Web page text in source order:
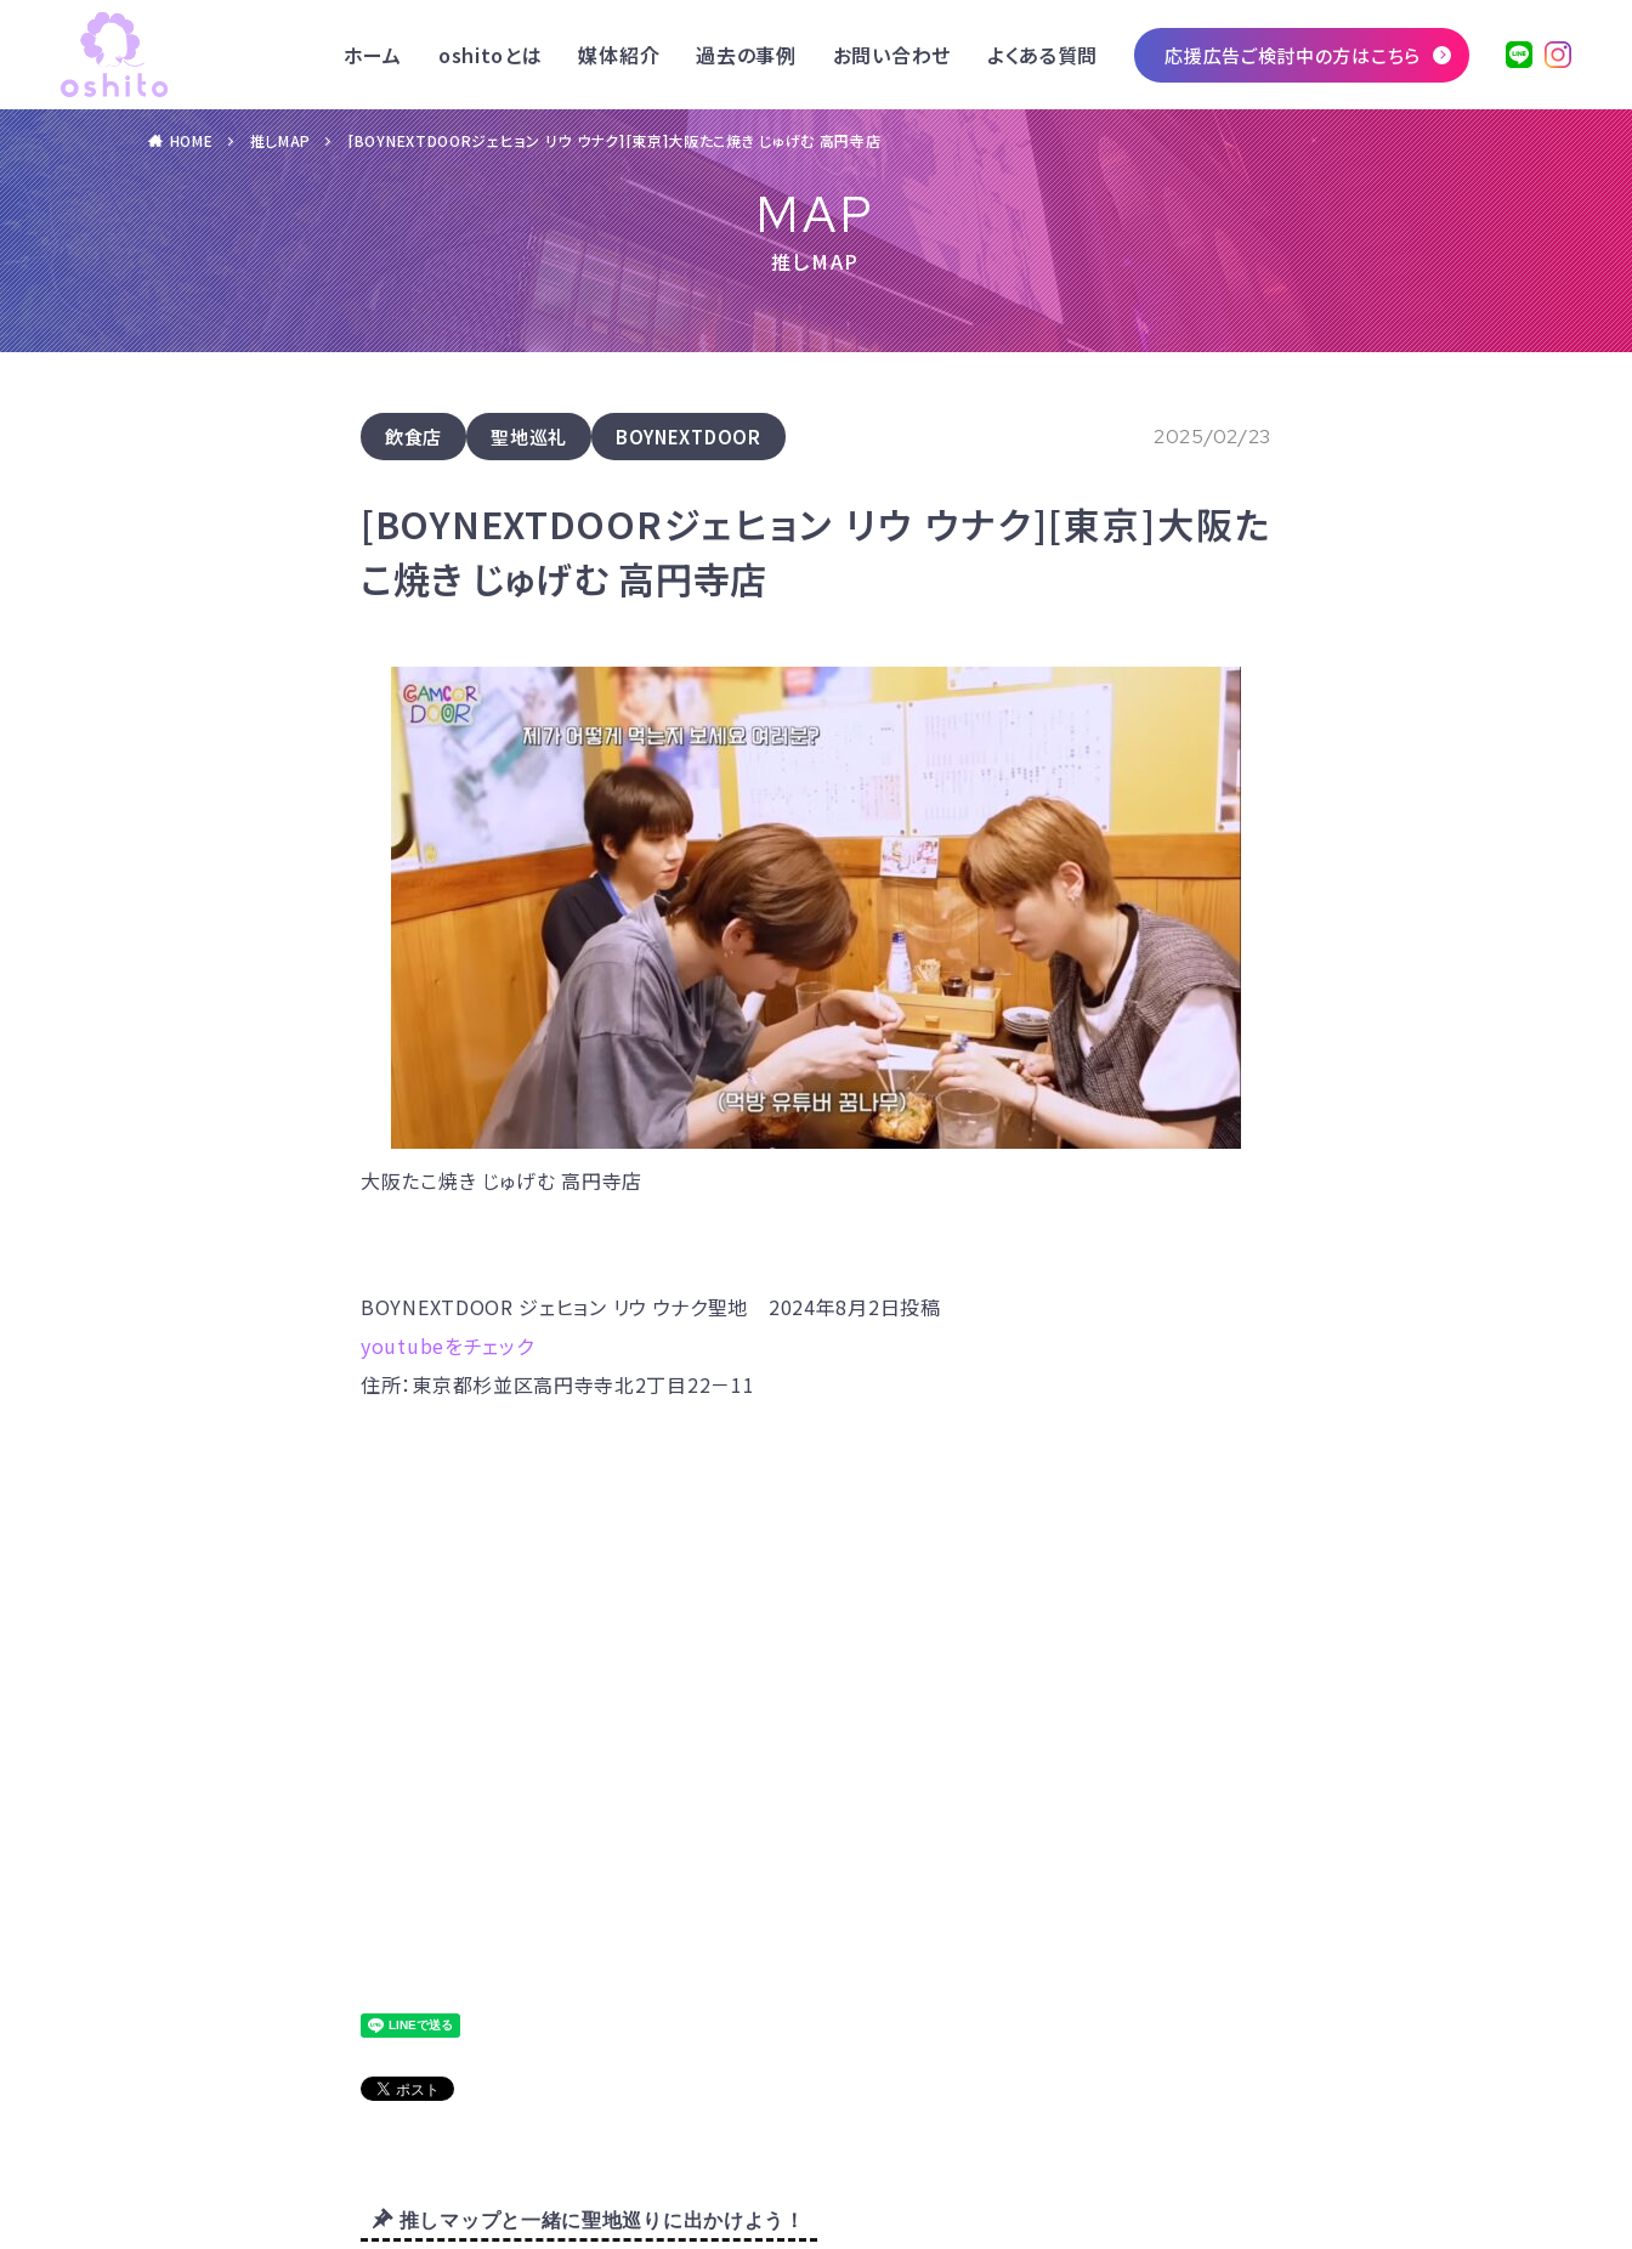
ホーム oshitoとは 媒体紹介 過去の事例 お問い合わせ よくある質問 応援広告ご検討中の方はこちら
HOME 推しMAP [BOYNEXTDOORジェヒョン リウ ウナク][東京]大阪たこ焼き じゅげむ 高円寺店
MAP
推しMAP
飲食店 聖地巡礼 BOYNEXTDOOR 2025/02/23
[BOYNEXTDOORジェヒョン リウ ウナク][東京]大阪た
こ焼き じゅげむ 高円寺店
大阪たこ焼き じゅげむ 高円寺店
BOYNEXTDOOR ジェヒョン リウ ウナク聖地 2024年8月2日投稿
youtubeをチェック
住所：東京都杉並区高円寺寺北2丁目22－11
推しマップと一緒に聖地巡りに出かけよう！